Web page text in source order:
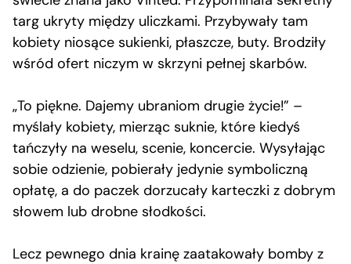
targ ukryty między uliczkami. Przybywały tam
kobiety niosące sukienki, płaszcze, buty. Brodziły
wśród ofert niczym w skrzyni pełnej skarbów.
„To piękne. Dajemy ubraniom drugie życie!” –
myślały kobiety, mierząc suknie, które kiedyś
tańczyły na weselu, scenie, koncercie. Wysyłając
sobie odzienie, pobierały jedynie symboliczną
opłatę, a do paczek dorzucały karteczki z dobrym
słowem lub drobne słodkości.
Lecz pewnego dnia krainę zaatakowały bomby z